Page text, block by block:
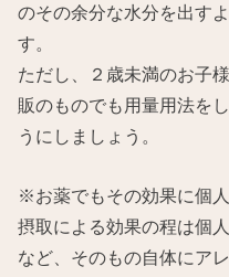
のその余分な水分を出す
す。
ただし、２歳未満のお子
販のものでも用量用法を
うにしましょう。
※お薬でもその効果に個
摂取による効果の程は個
など、そのもの自体にア